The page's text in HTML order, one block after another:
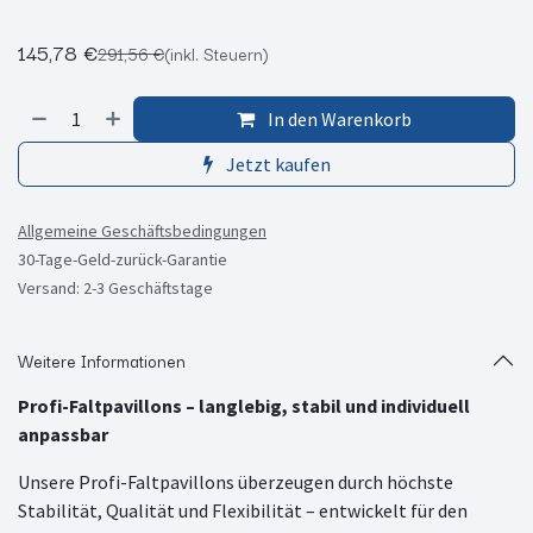
145,78 €291,56€(inkl. Steuern)
In den Warenkorb
Jetzt kaufen
Allgemeine Geschäftsbedingungen
30-Tage-Geld-zurück-Garantie
Versand: 2-3 Geschäftstage
Weitere Informationen
Profi-Faltpavillons – langlebig, stabil und individuell
anpassbar
Unsere Profi-Faltpavillons überzeugen durch höchste
Stabilität, Qualität und Flexibilität – entwickelt für den